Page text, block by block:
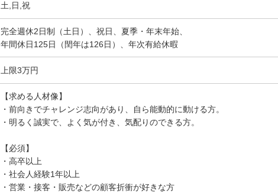
土,日,祝
完全週休2日制（土日）、祝日、夏季・年末年始、
年間休日125日（閏年は126日）、年次有給休暇
上限3万円
【求める人材像】
・前向きでチャレンジ志向があり、自ら能動的に動ける方。
・明るく誠実で、よく気が付き、気配りのできる方。
【必須】
・高卒以上
・社会人経験1年以上
・営業・接客・販売などの顧客折衝が好きな方